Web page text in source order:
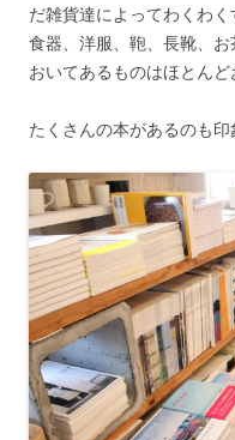
だ雑貨達によってわくわく
食器、洋服、鞄、長靴、お
おいてあるものはほとんど
たくさんの本があるのも印